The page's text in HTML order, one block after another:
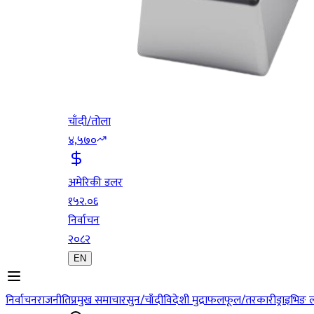
चाँदी/तोला
४,५७०
अमेरिकी डलर
१५२.०६
निर्वाचन
२०८२
EN
निर्वाचनराजनीतिप्रमुख समाचारसुन/चाँदीविदेशी मुद्राफलफूल/तरकारी